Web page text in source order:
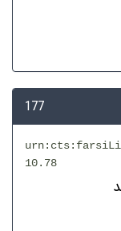
177
10.78